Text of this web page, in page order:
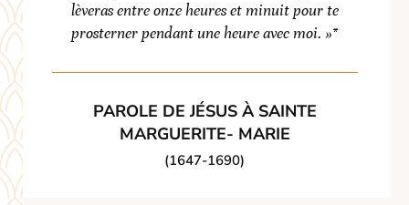
lèveras entre onze heures et minuit pour te
prosterner pendant une heure avec moi. »*
PAROLE DE JÉSUS À SAINTE
MARGUERITE- MARIE
(1647-1690)